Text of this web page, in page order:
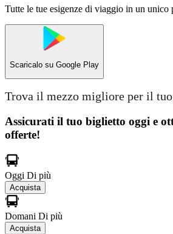
Tutte le tue esigenze di viaggio in un unico
Scaricalo su Google Play
Trova il mezzo migliore per il
Assicurati il ​​tuo biglietto oggi e
offerte!
Oggi Di più
Acquista
Domani Di più
Acquista